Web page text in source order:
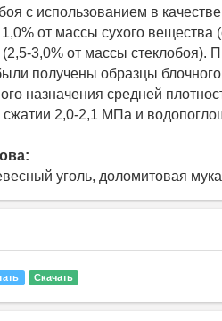
с использованием в
1,0% от массы сухого
(2,5-3,0% от массы
получены образцы
назначения средней
сжатии 2,0-2,1 МПа и
уголь, доломитовая
Скачать